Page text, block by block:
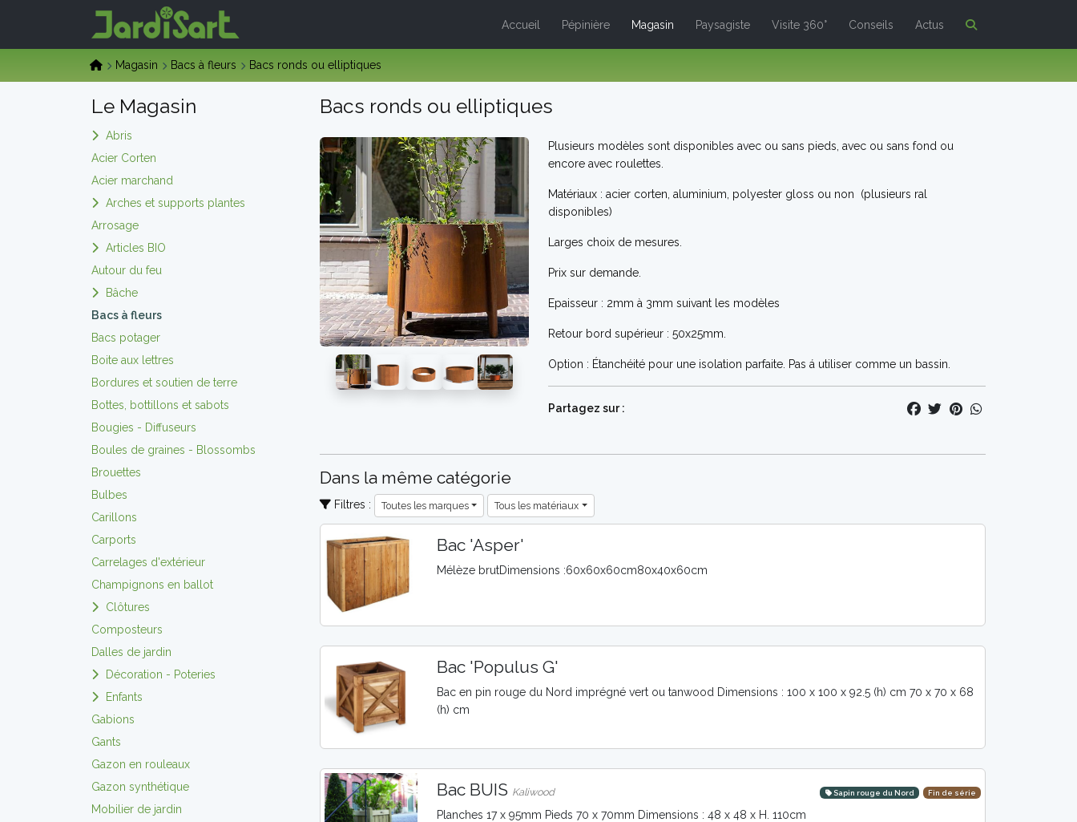
Accueil Pépinière Magasin Paysagiste Visite 360° Conseils Actus
Magasin Bacs à fleurs Bacs ronds ou elliptiques
Le Magasin
Abris
Acier Corten
Acier marchand
Arches et supports plantes
Arrosage
Articles BIO
Autour du feu
Bâche
Bacs à fleurs
Bacs potager
Boite aux lettres
Bordures et soutien de terre
Bottes, bottillons et sabots
Bougies - Diffuseurs
Boules de graines - Blossombs
Brouettes
Bulbes
Carillons
Carports
Carrelages d'extérieur
Champignons en ballot
Clôtures
Composteurs
Dalles de jardin
Décoration - Poteries
Enfants
Gabions
Gants
Gazon en rouleaux
Gazon synthétique
Mobilier de jardin
Bacs ronds ou elliptiques
Plusieurs modèles sont disponibles avec ou sans pieds, avec ou sans fond ou
encore avec roulettes.
Matériaux : acier corten, aluminium, polyester gloss ou non (plusieurs ral
disponibles)
Larges choix de mesures.
Prix sur demande.
Epaisseur : 2mm à 3mm suivant les modèles
Retour bord supérieur : 50x25mm.
Option : Étanchéité pour une isolation parfaite. Pas á utiliser comme un bassin.
Partagez sur :
Dans la même catégorie
Filtres : Toutes les marques Tous les matériaux
Bac 'Asper'
Mélèze brutDimensions :60x60x60cm80x40x60cm
Bac 'Populus G'
Bac en pin rouge du Nord imprégné vert ou tanwood Dimensions : 100 x 100 x 92.5 (h) cm 70 x 70 x 68
(h) cm
Bac BUIS Kaliwood Sapin rouge du Nord Fin de série
Planches 17 x 95mm Pieds 70 x 70mm Dimensions : 48 x 48 x H. 110cm